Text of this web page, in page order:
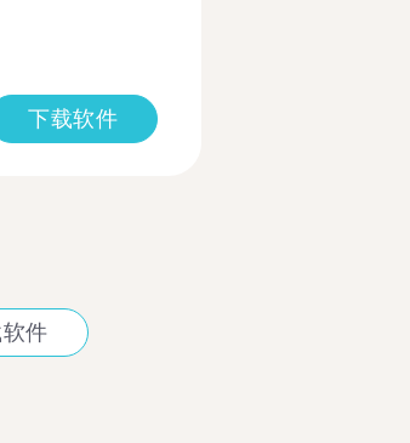
下载软件
件